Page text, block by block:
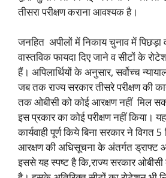
तीसरा परीक्षण कराना आवश्यक है।
जनहित अपीलों में निकाय चुनाव में पिछड़ा
वास्तविक फायदा दिए जाने व सीटों के
हैं। अपिलार्थियों के अनुसार, सर्वोच्च
जब तक राज्य सरकार तीसरे परीक्षण की
तक ओबीसी को कोई आरक्षण नहीं मिल
इस प्रकार का कोई परीक्षण नहीं किया।
कार्यवाही पूर्ण किये बिना सरकार ने विगत
आरक्षण की अधिसूचना के अंतर्गत ड्राफ्ट
इससे यह स्पष्ट है कि,राज्य सरकार